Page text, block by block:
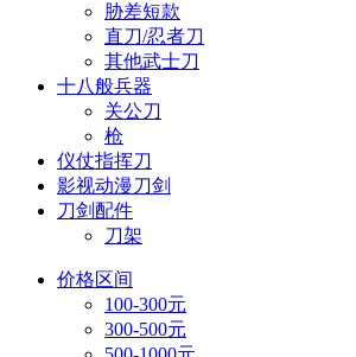
胁差短款
直刀/忍者刀
其他武士刀
十八般兵器
关公刀
枪
仪仗指挥刀
影视动漫刀剑
刀剑配件
刀架
价格区间
100-300元
300-500元